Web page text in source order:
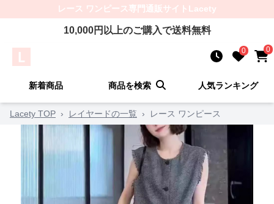
レース ワンピース専門通販サイト Lacety
10,000円以上のご購入で送料無料
0 0
新着商品 商品を検索 人気ランキング
Lacety TOP › レイヤードの一覧 › レース ワンピース